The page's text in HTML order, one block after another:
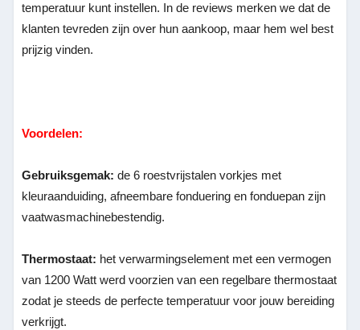
temperatuur kunt instellen. In de reviews merken we dat de
klanten tevreden zijn over hun aankoop, maar hem wel best
prijzig vinden.
Voordelen:
Gebruiksgemak: de 6 roestvrijstalen vorkjes met
kleuraanduiding, afneembare fonduering en fonduepan zijn
vaatwasmachinebestendig.
Thermostaat: het verwarmingselement met een vermogen
van 1200 Watt werd voorzien van een regelbare thermostaat
zodat je steeds de perfecte temperatuur voor jouw bereiding
verkrijgt.